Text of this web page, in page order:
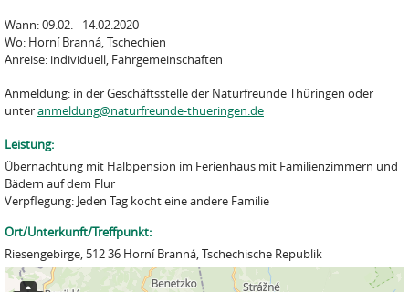
Wann: 09.02. - 14.02.2020
Wo: Horní Branná, Tschechien
Anreise: individuell, Fahrgemeinschaften
Anmeldung: in der Geschäftsstelle der Naturfreunde Thüringen oder
unteranmeldung@naturfreunde-thueringen.de
Leistung:
Übernachtung mit Halbpension im Ferienhaus mit Familienzimmern und
Bädern auf dem Flur
Verpflegung: Jeden Tag kocht eine andere Familie
Ort/Unterkunft/Treffpunkt:
Riesengebirge, 512 36 Horní Branná, Tschechische Republik